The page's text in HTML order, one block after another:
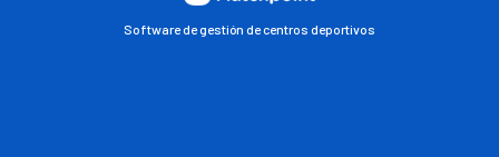
Software de gestión de centros deportivos